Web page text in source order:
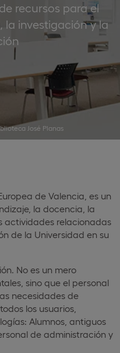
recursos para el
la investigación y la
José Planas
de Valencia, es un
la docencia, la
actividades relacionadas
de la Universidad en su
No es un mero
sino que el personal
necesidades de
los usuarios,
Alumnos, antiguos
de administración y